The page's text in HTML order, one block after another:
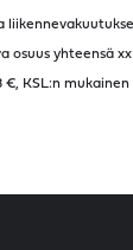
osuus yhteensä xx
€, KSL:n